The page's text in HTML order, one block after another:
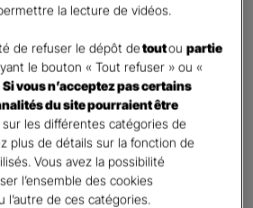
Last
la lecture de vidéos.
de refuser le dépôt detoutoupartie
le bouton « Tout refuser » ou «
Si vous n’acceptez pas certains
du site pourraient être
sur les différentes catégories de
plus de détails sur la fonction de
Vous avez la possibilité
l’ensemble des cookies
l’autre de ces catégories.